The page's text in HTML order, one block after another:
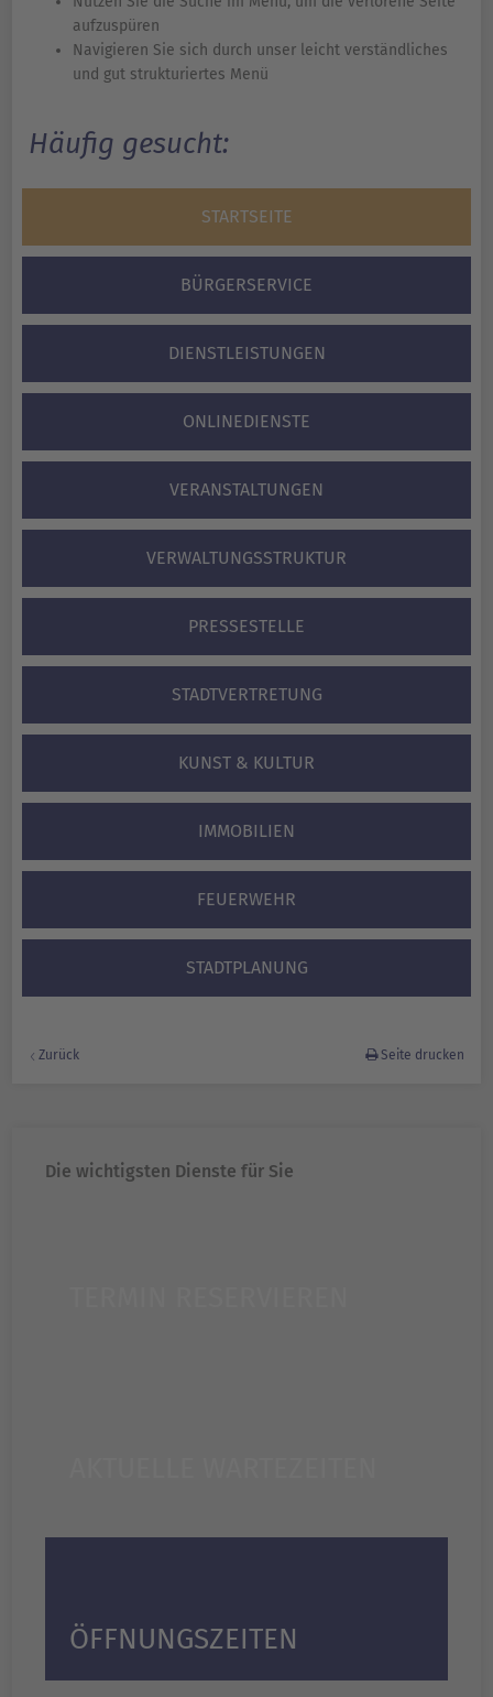
aufzuspüren
Navigieren Sie sich durch unser leicht verständliches
und gut strukturiertes Menü
Häufig gesucht:
STARTSEITE
BÜRGERSERVICE
DIENSTLEISTUNGEN
ONLINEDIENSTE
VERANSTALTUNGEN
VERWALTUNGS­STRUKTUR
PRESSESTELLE
STADTVERTRETUNG
KUNST & KULTUR
IMMOBILIEN
FEUERWEHR
STADTPLANUNG
Zurück Seite drucken
Die wichtigsten Dienste für Sie
ÖFFNUNGSZEITEN